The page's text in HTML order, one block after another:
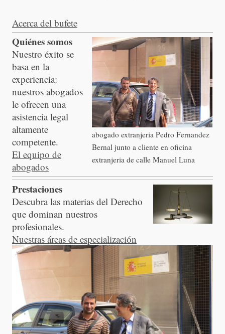
Acerca del bufete
abogado extranjeria Pedro Fernandez
Bernal junto a cliente en oficina
extranjeria de calle Manuel Luna
Quiénes somos
Nuestro éxito se
basa en la
experiencia:
nuestros abogados
le ofrecen una
asistencia legal
altamente
competente.
El equipo de
abogados
Prestaciones
Descubra las materias del Derecho
que dominan nuestros
profesionales.
Nuestras áreas de especialización